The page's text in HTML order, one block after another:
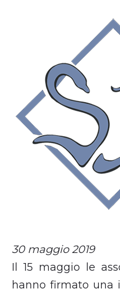
30 maggio 2019
Il 15 maggio le
hanno firmato una